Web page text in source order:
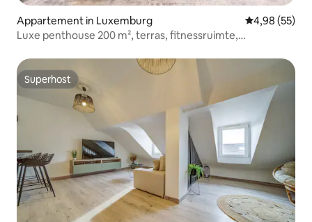
Appartement in Luxemburg Gemiddelde
4,98 (55)
Luxe penthouse 200 m², terras, fitnessruimte,
Superhost
Superhost